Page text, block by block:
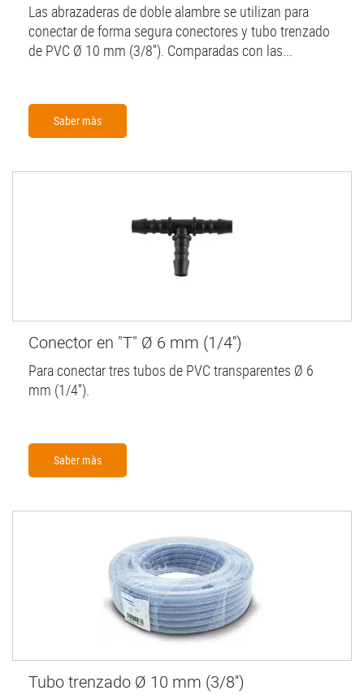
Las abrazaderas de doble alambre se utilizan para
conectar de forma segura conectores y tubo trenzado
de PVC Ø 10 mm (3/8''). Comparadas con las...
Saber màs
Conector en "T" Ø 6 mm (1/4'')
Para conectar tres tubos de PVC transparentes Ø 6
mm (1/4'').
Saber màs
Tubo trenzado Ø 10 mm (3/8'')